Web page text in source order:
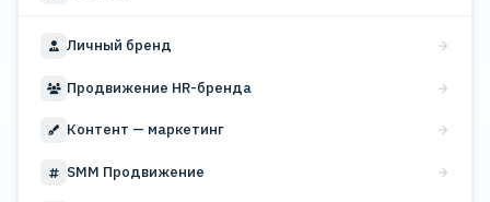
Личный бренд
Продвижение HR-бренда
Контент — маркетинг
SMM Продвижение